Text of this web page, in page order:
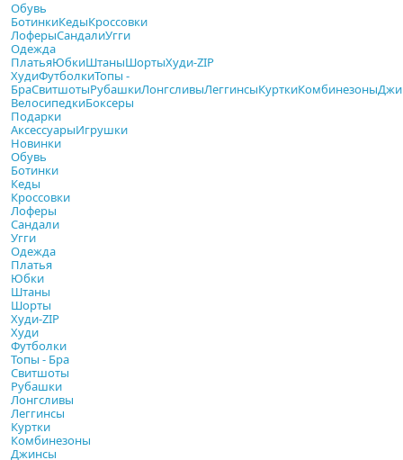
Обувь
БотинкиКедыКроссовки
ЛоферыСандалиУгги
Одежда
ПлатьяЮбкиШтаныШортыХуди-ZIP
ХудиФутболкиТопы -
БраСвитшотыРубашкиЛонгсливыЛеггинсыКурткиКомбинезоны
ВелосипедкиБоксеры
Подарки
АксессуарыИгрушки
Новинки
Обувь
Ботинки
Кеды
Кроссовки
Лоферы
Сандали
Угги
Одежда
Платья
Юбки
Штаны
Шорты
Худи-ZIP
Худи
Футболки
Топы - Бра
Свитшоты
Рубашки
Лонгсливы
Леггинсы
Куртки
Комбинезоны
Джинсы